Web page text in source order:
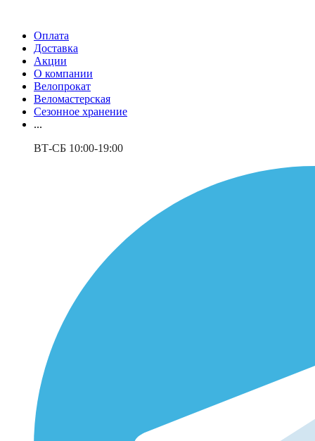
Оплата
Доставка
Акции
О компании
Велопрокат
Веломастерская
Сезонное хранение
...
ВТ-СБ 10:00-19:00